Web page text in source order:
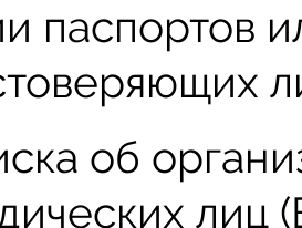
паспортов
об
лиц